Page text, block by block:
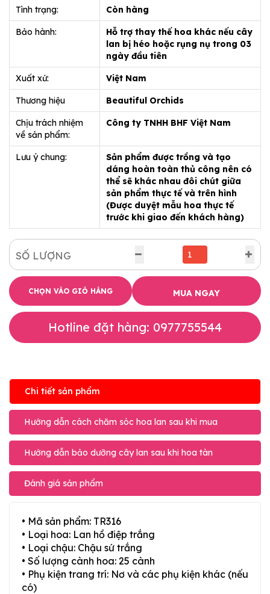
Tình trạng: Còn hàng
Bảo hành:
Hỗ trợ thay thế hoa khác nếu cây
lan bị héo hoặc rụng nụ trong 03
ngày đầu tiên
Xuất xứ: Việt Nam
Thương hiệu Beautiful Orchids
Chịu trách nhiệm
về sản phẩm:
Công ty TNHH BHF Việt Nam
Lưu ý chung:
Sản phẩm được trồng và tạo
dáng hoàn toàn thủ công nên có
thể sẽ khác nhau đôi chút giữa
sản phẩm thực tế và trên hình
(Được duyệt mẫu hoa thực tế
trước khi giao đến khách hàng)
SỐ LƯỢNG
CHỌN VÀO GIỎ HÀNG MUA NGAY
Hotline đặt hàng: 0977755544
Chi tiết sản phẩm
Hướng dẫn cách chăm sóc hoa lan sau khi mua
Hướng dẫn bảo dưỡng cây lan sau khi hoa tàn
Đánh giá sản phẩm
• Mã sản phẩm: TR316
• Loại hoa: Lan hồ điệp trắng
• Loại chậu: Chậu sứ trắng
• Số lượng cành hoa: 25 cành
• Phụ kiện trang trí: Nơ và các phụ kiện khác (nếu
có)